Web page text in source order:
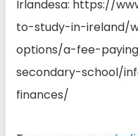
Irlandesa: https://
to-study-in-ireland/
options/a-fee-
secondary-school/
finances/